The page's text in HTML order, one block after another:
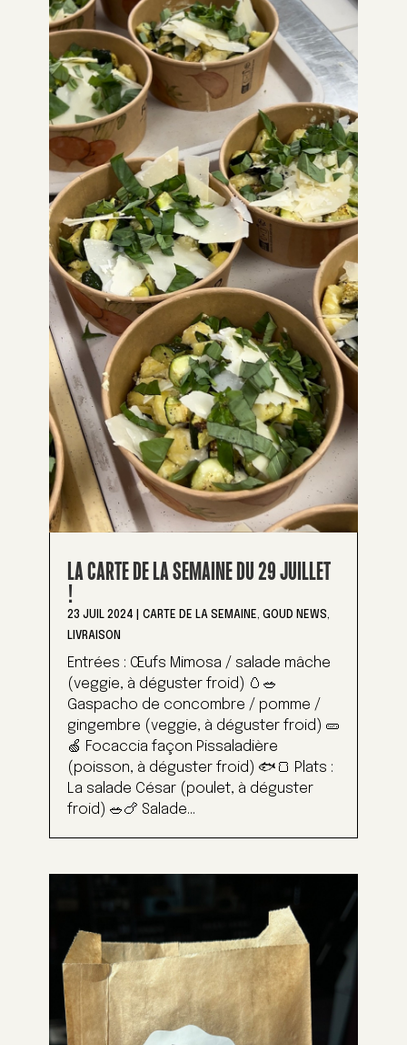
LA CARTE DE LA SEMAINE DU 29 JUILLET
!
23 JUIL 2024 CARTE DE LA SEMAINE, GOUD NEWS,
LIVRAISON
Entrées : Œufs Mimosa / salade mâche
(veggie, à déguster froid) 🥚🥗
Gaspacho de concombre / pomme /
gingembre (veggie, à déguster froid) 🥒
🍏 Focaccia façon Pissaladière
(poisson, à déguster froid) 🐟🍞 Plats :
La salade César (poulet, à déguster
froid) 🥗🍗 Salade...